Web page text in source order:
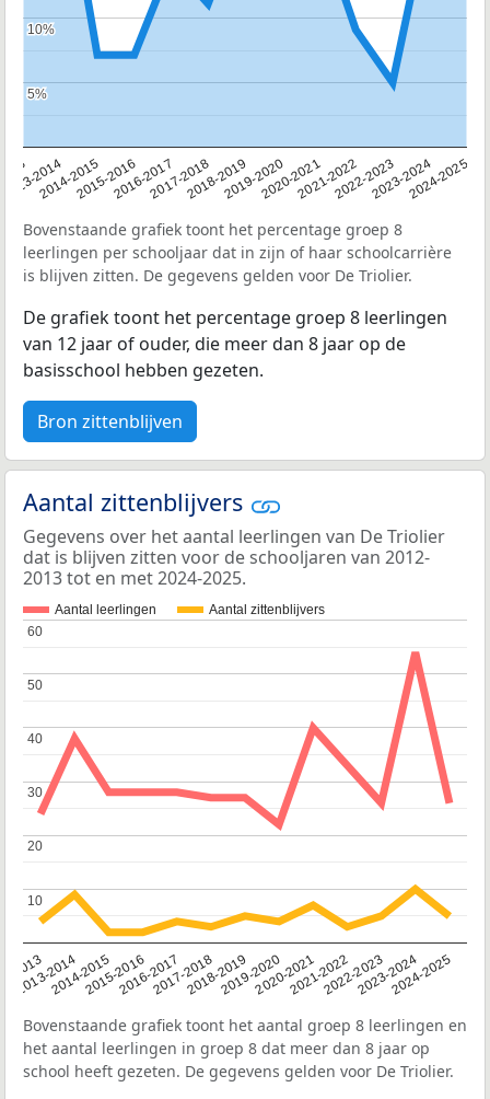
2013-20142014-20152015-20162016-20172017-20182018-20192019-20202020-20212021-20222022-20232023-20242024-2025
5%
5%
10%
10%
Bovenstaande grafiek toont het percentage groep 8
leerlingen per schooljaar dat in zijn of haar schoolcarrière
is blijven zitten. De gegevens gelden voor De Triolier.
De grafiek toont het percentage groep 8 leerlingen
van 12 jaar of ouder, die meer dan 8 jaar op de
basisschool hebben gezeten.
Bron zittenblijven
Aantal zittenblijvers
Gegevens over het aantal leerlingen van De Triolier
dat is blijven zitten voor de schooljaren van 2012-
2013 tot en met 2024-2025.
Aantal leerlingen Aantal zittenblijvers
2013
2013-2014
2014-20152015-20162016-20172017-20182018-20192019-20202020-20212021-20222022-20232023-20242024-2025
10
10
20
20
30
30
40
40
50
50
60
60
Bovenstaande grafiek toont het aantal groep 8 leerlingen en
het aantal leerlingen in groep 8 dat meer dan 8 jaar op
school heeft gezeten. De gegevens gelden voor De Triolier.